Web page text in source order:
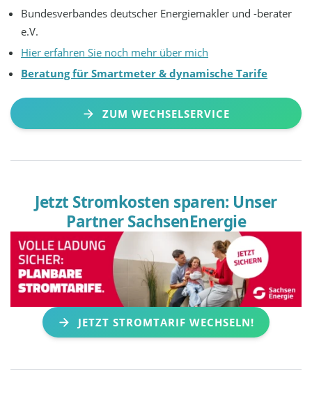
Bundesverbandes deutscher Energiemakler und -berater
e.V.
Hier erfahren Sie noch mehr über mich
Beratung für Smartmeter & dynamische Tarife
ZUM WECHSELSERVICE
Jetzt Stromkosten sparen: Unser
Partner SachsenEnergie
JETZT STROMTARIF WECHSELN!